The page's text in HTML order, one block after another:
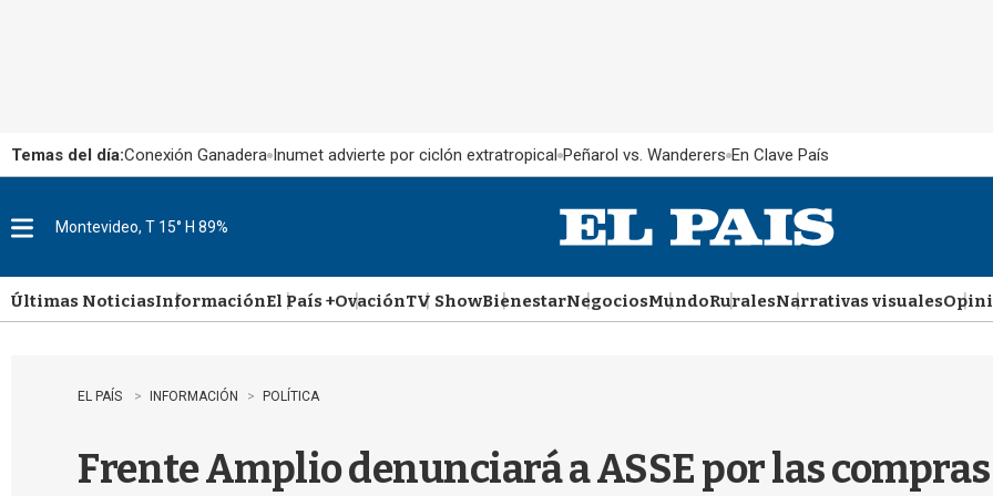
Temas del día:Conexión Ganadera Inumet advierte por ciclón extratropical Peñarol vs. Wanderers En Clave País
u
Montevideo, T 15° H 89%
Últimas NoticiasInformaciónEl País +OvaciónTV ShowBienestarNegociosMundoRuralesNarrativas visuales
EL PAÍS INFORMACIÓN POLÍTICA
Frente Amplio denunciará a ASSE por las compras